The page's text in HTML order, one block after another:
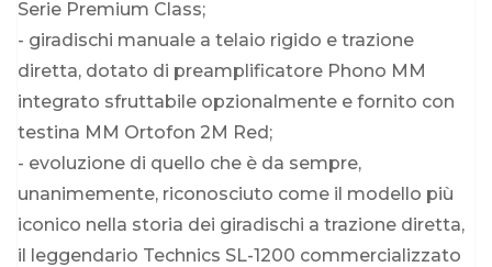
Serie Premium Class;
- giradischi manuale a telaio rigido e trazione
diretta, dotato di preamplificatore Phono MM
integrato sfruttabile opzionalmente e fornito con
testina MM Ortofon 2M Red;
- evoluzione di quello che è da sempre,
unanimemente, riconosciuto come il modello più
iconico nella storia dei giradischi a trazione diretta,
il leggendario Technics SL-1200 commercializzato